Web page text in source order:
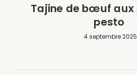
Tajine de bœuf aux
pesto
4 septembre 2025